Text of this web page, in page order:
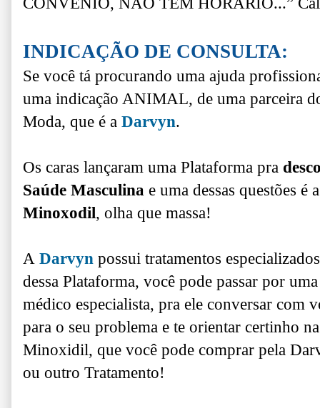
INDICAÇÃO DE CONSULTA:
Se você tá procurando uma ajuda
uma indicação ANIMAL, de uma parceira
Moda, que é a Darvyn.
Os caras lançaram uma Plataforma pra
Saúde Masculina e uma dessas questões é
Minoxodil, olha que massa!
A Darvyn possui tratamentos
dessa Plataforma, você pode passar por
médico especialista, pra ele conversar com
para o seu problema e te orientar certinho
Minoxidil, que você pode comprar pela
ou outro Tratamento!